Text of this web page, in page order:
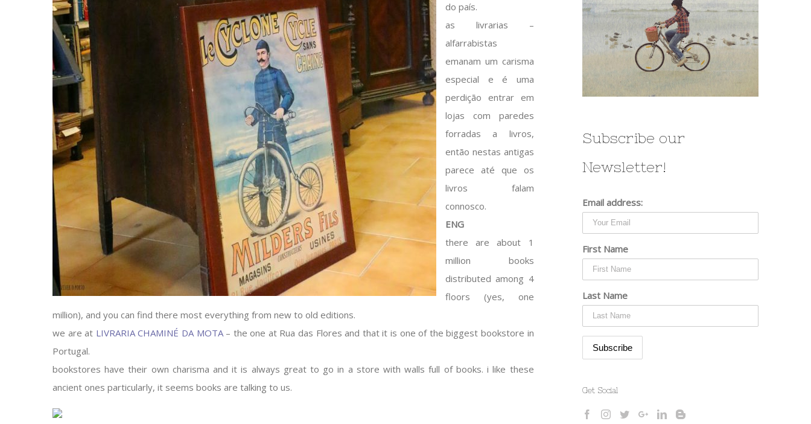
do país.
as livrarias –
alfarrabistas
emanam um carisma
especial e é uma
perdição entrar em
lojas com paredes
forradas a livros,
então nestas antigas
parece até que os
livros falam
connosco.
ENG
there are about 1
million books
distributed among 4
floors (yes, one
million), and you can find there most everything from new to old editions.
we are at LIVRARIA CHAMINÉ DA MOTA– the one at Rua das Flores and that it is one of the biggest bookstore in
Portugal.
bookstores have their own charisma and it is always great to go in a store with walls full of books. i like these
ancient ones particularly, it seems books are talking to us.
Subscribe our
Newsletter!
Email address:
First Name
Last Name
Get Social